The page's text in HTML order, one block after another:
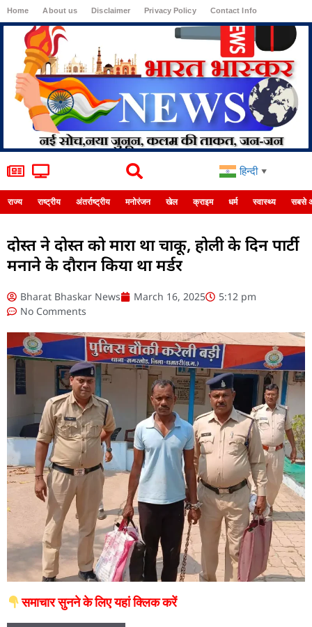
Home About us Disclaimer Privacy Policy Contact Info
हिन्दी ▼
राज्य राष्ट्रीय अंतर्राष्ट्रीय मनोरंजन खेल क्राइम धर्म स्वास्थ्य सबसे
दोस्त ने दोस्त को मारा था चाकू, होली के दिन पार्टी
मनाने के दौरान किया था मर्डर
Bharat Bhaskar News March 16, 2025
5:12 pm
No Comments
समाचार सुनने के लिए यहां क्लिक करें